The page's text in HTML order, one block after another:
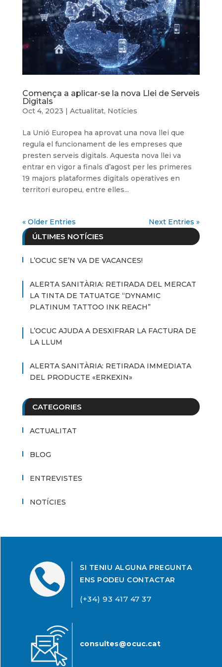
Comença a aplicar-se la nova Llei de Serveis
Digitals
Oct 4, 2023 | Actualitat, Notícies
La Unió Europea ha aprovat una nova llei que
regula el funcionament de les empreses que
presten serveis digitals. Aquesta nova llei va
entrar en vigor a finals d’agost per les primeres
19 majors plataformes digitals operatives en
territori europeu, entre elles...
« Older Entries Next Entries »
ÚLTIMES NOTÍCIES
L’OCUC SE’N VA DE VACANCES!
ALERTA SANITÀRIA: RETIRADA DEL MERCAT
LA TINTA DE TATUATGE “DYNAMIC
PLATINUM TATTOO INK REACH”
L’OCUC AJUDA A DESXIFRAR LA FACTURA DE
LA LLUM
ALERTA SANITÀRIA: RETIRADA IMMEDIATA
DEL PRODUCTE «ERKEXIN»
CATEGORIES
ACTUALITAT
BLOG
ENTREVISTES
NOTÍCIES

SI TENIU ALGUNA PREGUNTA
ENS PODEU CONTACTAR
(+34) 93 417 47 37
consultes@ocuc.cat